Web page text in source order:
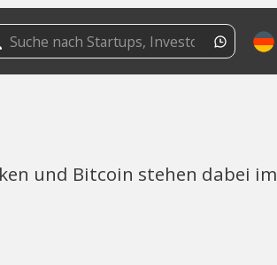
und Bitcoin stehen dabei im